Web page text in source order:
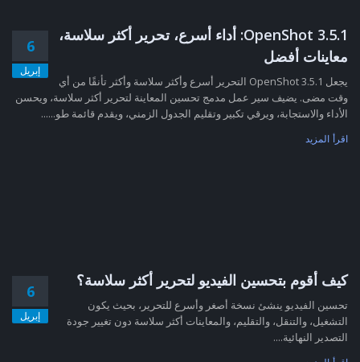
6
إبريل
OpenShot 3.5.1: أداء أسرع، تحرير أكثر سلاسة،
معاينات أفضل
يجعل OpenShot 3.5.1 التحرير أسرع وأكثر سلاسة وأكثر تأنقًا من أي
وقت مضى. يضيف سير عمل مدمج تحسين المعاينة لتحرير أكثر سلاسة، ويحسن
الأداء والاستجابة، ويرقي تكبير وتقليم الجدول الزمني، ويقدم قائمة طو......
اقرأ المزيد
6
إبريل
كيف أقوم بتحسين الفيديو لتحرير أكثر سلاسة؟
تحسين الفيديو ينشئ نسخة أصغر وأسرع للتحرير، بحيث يكون
التشغيل، والتنقل، والتقليم، والمعاينات أكثر سلاسة دون تغيير جودة
التصدير النهائية....